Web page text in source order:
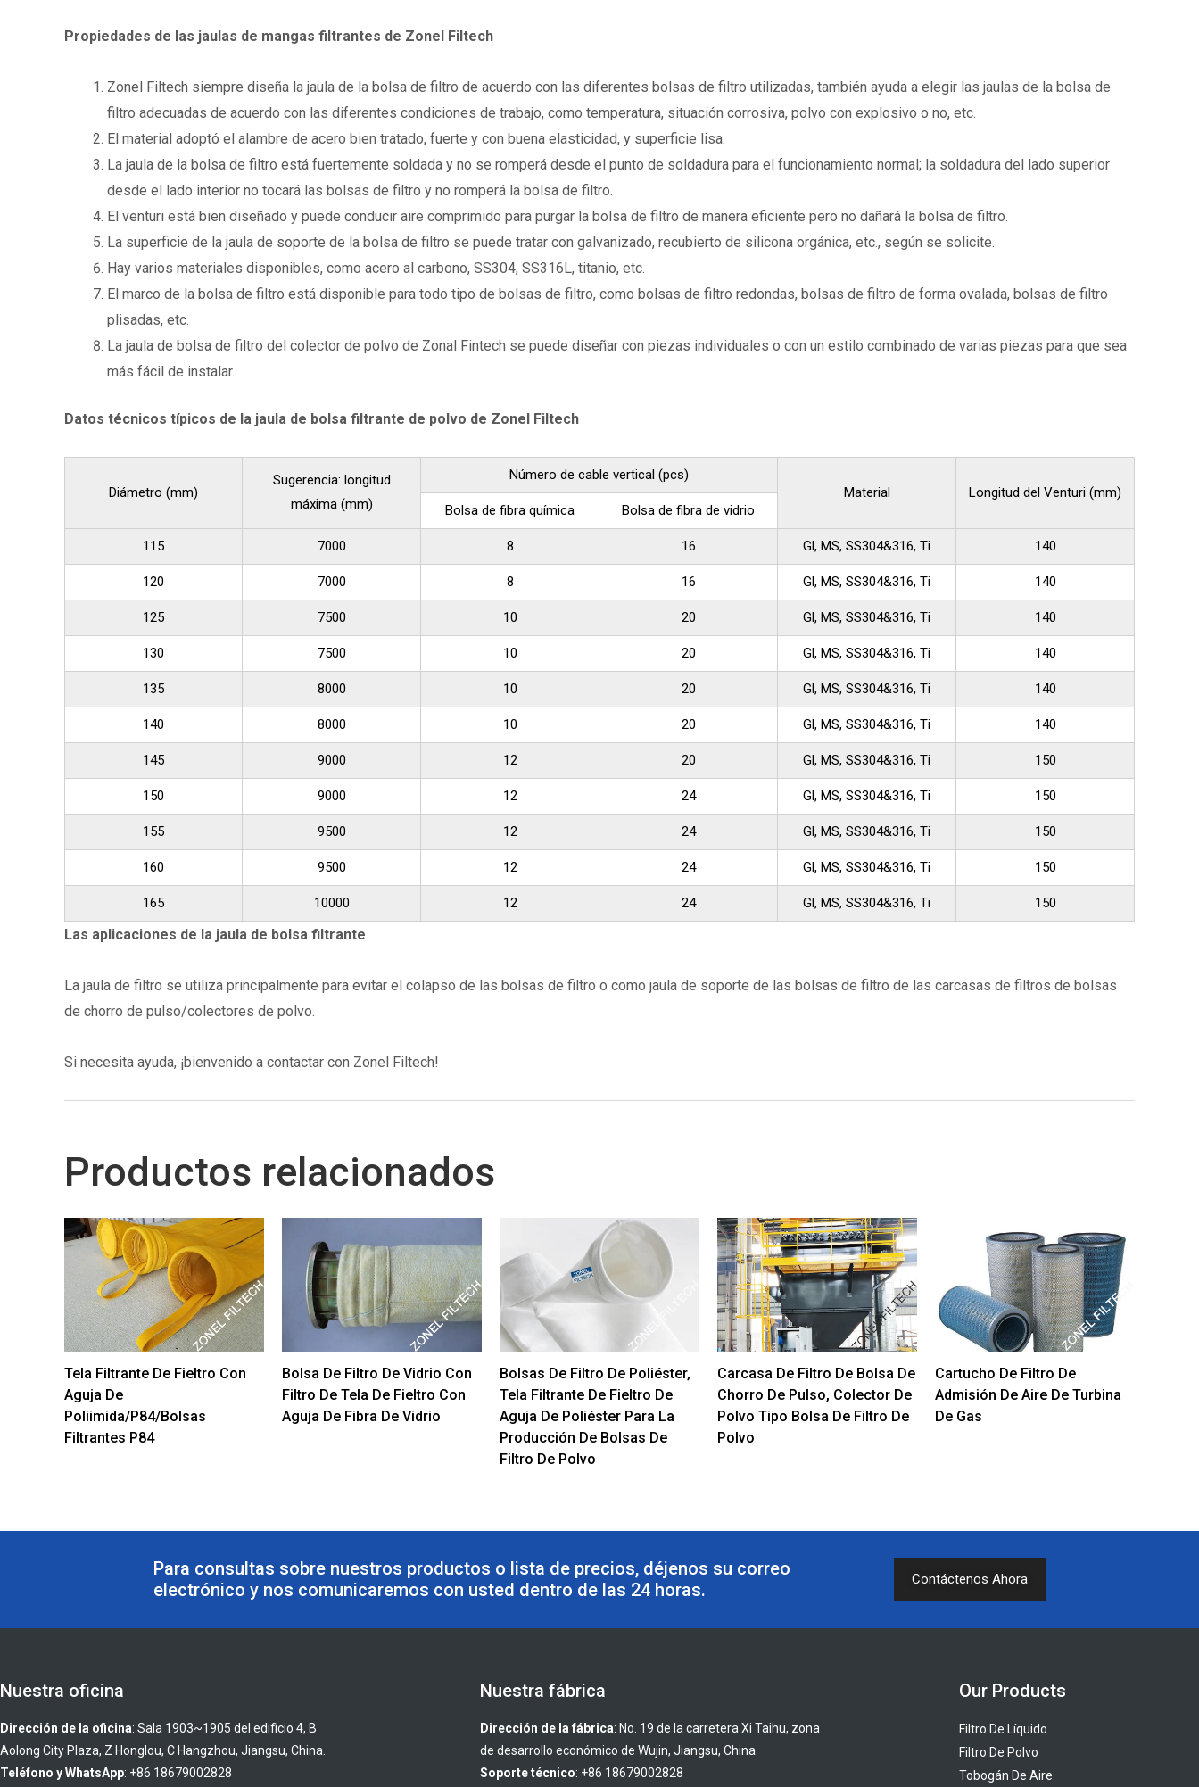
Propiedades de las jaulas de mangas filtrantes de Zonel Filtech
Zonel Filtech siempre diseña la jaula de la bolsa de filtro de acuerdo con las diferentes bolsas de filtro utilizadas, también ayuda a elegir las jaulas de la bolsa de
filtro adecuadas de acuerdo con las diferentes condiciones de trabajo, como temperatura, situación corrosiva, polvo con explosivo o no, etc.
El material adoptó el alambre de acero bien tratado, fuerte y con buena elasticidad, y superficie lisa.
La jaula de la bolsa de filtro está fuertemente soldada y no se romperá desde el punto de soldadura para el funcionamiento normal; la soldadura del lado superior
desde el lado interior no tocará las bolsas de filtro y no romperá la bolsa de filtro.
El venturi está bien diseñado y puede conducir aire comprimido para purgar la bolsa de filtro de manera eficiente pero no dañará la bolsa de filtro.
La superficie de la jaula de soporte de la bolsa de filtro se puede tratar con galvanizado, recubierto de silicona orgánica, etc., según se solicite.
Hay varios materiales disponibles, como acero al carbono, SS304, SS316L, titanio, etc.
El marco de la bolsa de filtro está disponible para todo tipo de bolsas de filtro, como bolsas de filtro redondas, bolsas de filtro de forma ovalada, bolsas de filtro
plisadas, etc.
La jaula de bolsa de filtro del colector de polvo de Zonal Fintech se puede diseñar con piezas individuales o con un estilo combinado de varias piezas para que sea
más fácil de instalar.
Datos técnicos típicos de la jaula de bolsa filtrante de polvo de Zonel Filtech
Diámetro (mm)
Sugerencia: longitud
máxima (mm)
Número de cable vertical (pcs)
Material
Longitud del Venturi (mm)
Bolsa de fibra química
Bolsa de fibra de vidrio
115 7000 8 16 Gl, MS, SS304&316, Ti 140
120 7000 8 16 Gl, MS, SS304&316, Ti 140
125 7500 10 20 Gl, MS, SS304&316, Ti 140
130 7500 10 20 Gl, MS, SS304&316, Ti 140
135 8000 10 20 Gl, MS, SS304&316, Ti 140
140 8000 10 20 Gl, MS, SS304&316, Ti 140
145 9000 12 20 Gl, MS, SS304&316, Ti 150
150 9000 12 24 Gl, MS, SS304&316, Ti 150
155 9500 12 24 Gl, MS, SS304&316, Ti 150
160 9500 12 24 Gl, MS, SS304&316, Ti 150
165 10000 12 24 Gl, MS, SS304&316, Ti 150
Las aplicaciones de la jaula de bolsa filtrante
La jaula de filtro se utiliza principalmente para evitar el colapso de las bolsas de filtro o como jaula de soporte de las bolsas de filtro de las carcasas de filtros de bolsas
de chorro de pulso/colectores de polvo.
Si necesita ayuda, ¡bienvenido a contactar con Zonel Filtech!
Productos relacionados
Tela Filtrante De Fieltro Con
Aguja De
Poliimida/P84/bolsas
Filtrantes P84
Bolsa De Filtro De Vidrio Con
Filtro De Tela De Fieltro Con
Aguja De Fibra De Vidrio
Bolsas De Filtro De Poliéster,
Tela Filtrante De Fieltro De
Aguja De Poliéster Para La
Producción De Bolsas De
Filtro De Polvo
Carcasa De Filtro De Bolsa De
Chorro De Pulso, Colector De
Polvo Tipo Bolsa De Filtro De
Polvo
Cartucho De Filtro De
Admisión De Aire De Turbina
De Gas
Para consultas sobre nuestros productos o lista de precios, déjenos su correo
electrónico y nos comunicaremos con usted dentro de las 24 horas.
Contáctenos Ahora
Nuestra oficina
Dirección de la oficina: Sala 1903~1905 del edificio 4, B
Aolong City Plaza, Z Honglou, C Hangzhou, Jiangsu, China.
Teléfono y WhatsApp: +86 18679002828
Nuestra fábrica
Dirección de la fábrica: No. 19 de la carretera Xi Taihu, zona
de desarrollo económico de Wujin, Jiangsu, China.
Soporte técnico: +86 18679002828
Our Products
Filtro De Líquido
Filtro De Polvo
Tobogán De Aire